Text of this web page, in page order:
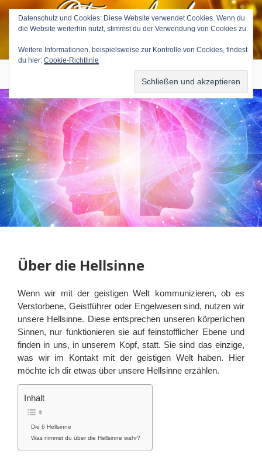
Zum
Inhalt
springen
Petra Avila
Über die Hellsinne
Wenn wir mit der geistigen Welt kommunizieren, ob es
Verstorbene, Geistführer oder Engelwesen sind, nutzen wir
unsere Hellsinne. Diese entsprechen unseren körperlichen
Sinnen, nur funktionieren sie auf feinstofflicher Ebene und
finden in uns, in unserem Kopf, statt. Sie sind das einzige,
was wir im Kontakt mit der geistigen Welt haben. Hier
möchte ich dir etwas über unsere Hellsinne erzählen.
Inhalt
Die 6 Hellsinne
Was nimmst du über die Hellsinne wahr?
Datenschutz und Cookies: Diese Website verwendet Cookies. Wenn du
die Website weiterhin nutzt, stimmst du der Verwendung von Cookies zu.
Weitere Informationen, beispielsweise zur Kontrolle von Cookies, findest
du hier: Cookie-Richtlinie